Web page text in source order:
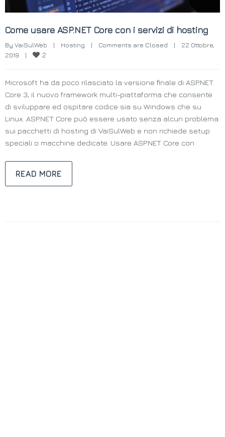
Come usare ASP.NET Core con i servizi di hosting
By VaiSulWeb | Hosting | Comments are Closed |
22 Ottobre,
2019 | 2
Microsoft ha da poco rilasciato la versione finale di ASP.NET
Core 3, il nuovo framework multi-piattaforma che consente
di sviluppare ed ospitare codice sia su Windows che su
Linux. ASP.NET Core può essere usato senza alcun problema
sui pacchetti di hosting di VaiSulWeb e non richiede setup
speciali o macchine dedicate. Usare ASP.NET Core con
READ MORE